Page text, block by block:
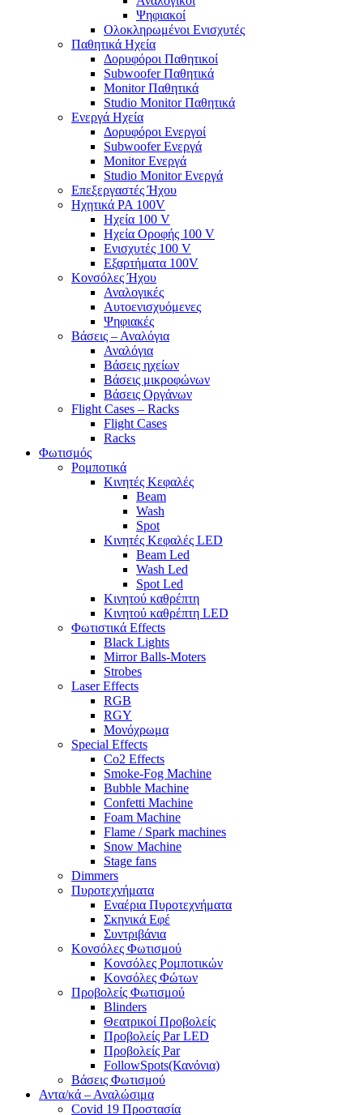
Ψηφιακοί
Ολοκληρωμένοι Ενισχυτές
Παθητικά Ηχεία
Δορυφόροι Παθητικοί
Subwoofer Παθητικά
Monitor Παθητικά
Studio Monitor Παθητικά
Ενεργά Ηχεία
Δορυφόροι Ενεργοί
Subwoofer Ενεργά
Monitor Ενεργά
Studio Monitor Ενεργά
Επεξεργαστές Ήχου
Ηχητικά PA 100V
Ηχεία 100 V
Ηχεία Οροφής 100 V
Ενισχυτές 100 V
Εξαρτήματα 100V
Κονσόλες Ήχου
Αναλογικές
Αυτοενισχυόμενες
Ψηφιακές
Βάσεις – Αναλόγια
Αναλόγια
Βάσεις ηχείων
Βάσεις μικροφώνων
Βάσεις Οργάνων
Flight Cases – Racks
Flight Cases
Racks
Φωτισμός
Ρομποτικά
Κινητές Κεφαλές
Beam
Wash
Spot
Κινητές Κεφαλές LED
Beam Led
Wash Led
Spot Led
Κινητού καθρέπτη
Κινητού καθρέπτη LED
Φωτιστικά Effects
Black Lights
Mirror Balls-Moters
Strobes
Laser Effects
RGB
RGY
Μονόχρωμα
Special Effects
Co2 Effects
Smoke-Fog Machine
Bubble Machine
Confetti Machine
Foam Machine
Flame / Spark machines
Snow Machine
Stage fans
Dimmers
Πυροτεχνήματα
Εναέρια Πυροτεχνήματα
Σκηνικά Εφέ
Συντριβάνια
Κονσόλες Φωτισμού
Κονσόλες Ρομποτικών
Κονσόλες Φώτων
Προβολείς Φωτισμού
Blinders
Θεατρικοί Προβολείς
Προβολείς Par LED
Προβολείς Par
FollowSpots(Κανόνια)
Βάσεις Φωτισμού
Αντα/κά – Αναλώσιμα
Covid 19 Προστασία